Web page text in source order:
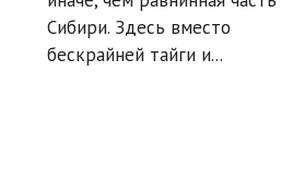
Сибири. Здесь вместо
бескрайней тайги и...